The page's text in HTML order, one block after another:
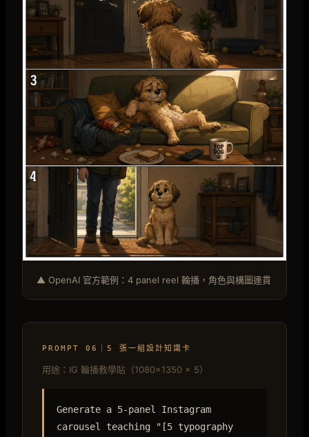
▲ OpenAI 官方範例：4 panel reel 輪播，角色與構圖連貫
PROMPT 06｜5 張一組設計知識卡
用途：IG 輪播教學貼（1080×1350 × 5）
Generate a 5-panel Instagram
carousel teaching "[5 typography